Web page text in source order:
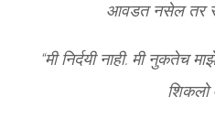
आवडत नसेल तर
“मी निर्दयी नाही. मी नुकतेच
शिकलो